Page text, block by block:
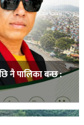
नै पालिका बन्छ :